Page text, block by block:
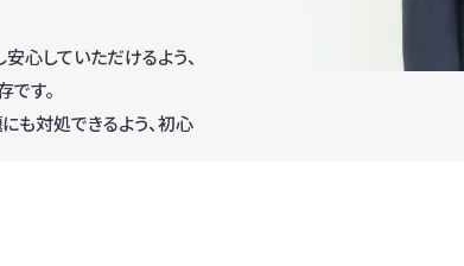
心していただけるよう、
す。
も対処できるよう、初心